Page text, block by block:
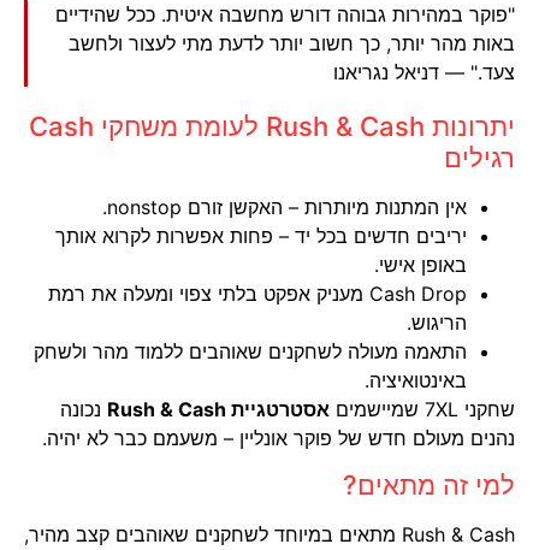
"פוקר במהירות גבוהה דורש מחשבה איטית. ככל שהידיים
באות מהר יותר, כך חשוב יותר לדעת מתי לעצור ולחשב
צעד." — דניאל נגריאנו
יתרונות Rush & Cash לעומת משחקי Cash
רגילים
אין המתנות מיותרות – האקשן זורם nonstop.
יריבים חדשים בכל יד – פחות אפשרות לקרוא אותך
באופן אישי.
Cash Drop מעניק אפקט בלתי צפוי ומעלה את רמת
הריגוש.
התאמה מעולה לשחקנים שאוהבים ללמוד מהר ולשחק
באינטואיציה.
שחקני 7XL שמיישמים
אסטרטגיית Rush & Cash
נכונה
נהנים מעולם חדש של פוקר אונליין – משעמם כבר לא יהיה.
למי זה מתאים?
Rush & Cash מתאים במיוחד לשחקנים שאוהבים קצב מהיר,